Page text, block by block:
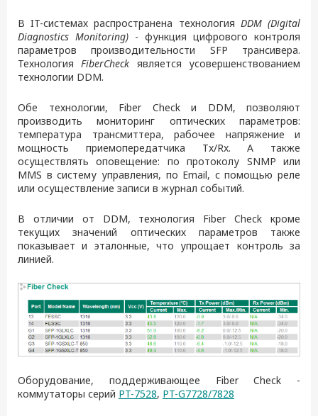
В IT-системах распространена технология DDM (Digital
Diagnostics Monitoring) - функция цифрового контроля
параметров производительности SFP трансивера.
Технология FiberCheck является усовершенствованием
технологии DDM.
Обе технологии, Fiber Check и DDM, позволяют
производить мониторинг оптических параметров:
температура трансмиттера, рабочее напряжение и
мощность приемопередатчика Tx/Rx. А также
осуществлять оповещение: по протоколу SNMP или
MMS в систему управления, по Email, с помощью реле
или осуществление записи в журнал событий.
В отличии от DDM, технология Fiber Check кроме
текущих значений оптических параметров также
показывает и эталонные, что упрощает контроль за
линией.
Оборудование, поддерживающее Fiber Check -
коммутаторы серий PT-7528, PT-G7728/7828